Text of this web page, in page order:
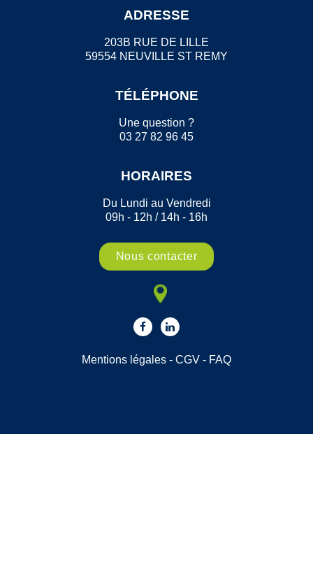
ADRESSE
203B RUE DE LILLE
59554 NEUVILLE ST REMY
TÉLÉPHONE
Une question ?
03 27 82 96 45
HORAIRES
Du Lundi au Vendredi
09h - 12h / 14h - 16h
Nous contacter
Mentions légales - CGV - FAQ